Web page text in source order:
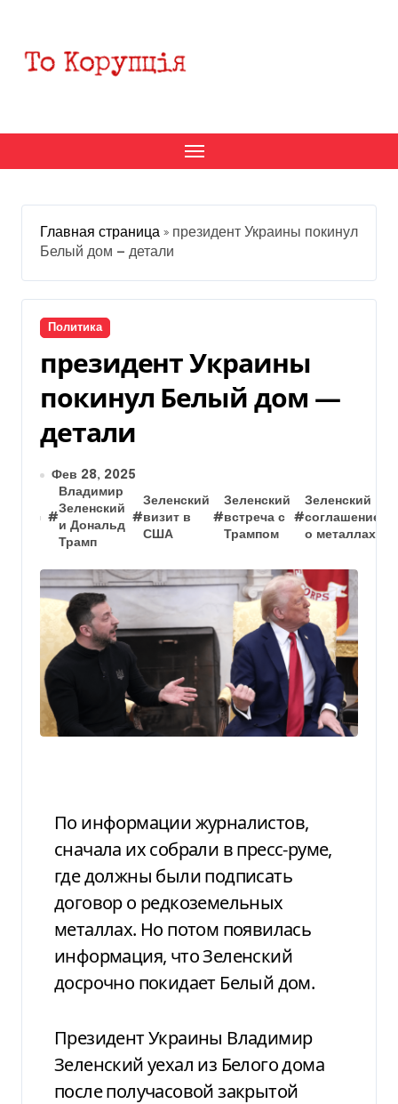
содержанию
Главная страница » президент Украины покинул
Белый дом — детали
Политика
президент Украины
покинул Белый дом —
детали
Фев 28, 2025
#
Владимир
Зеленский
и Дональд
Трамп
#
Зеленский
визит в
США
#
Зеленский
встреча с
Трампом
#
Зеленский
соглашение
о металлах
По информации журналистов,
сначала их собрали в пресс-руме,
где должны были подписать
договор о редкоземельных
металлах. Но потом появилась
информация, что Зеленский
досрочно покидает Белый дом.
Президент Украины Владимир
Зеленский уехал из Белого дома
после получасовой закрытой